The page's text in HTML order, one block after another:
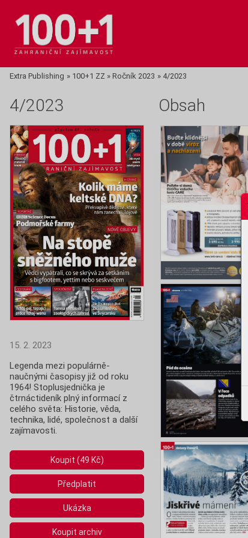
Extra Publishing » 100+1 ZZ » Ročník 2023 » 4/2023
4/2023
15. 2. 2023
Legenda mezi populárně-
naučnými časopisy již od roku
1964! Stoplusjednička je
čtrnáctideník plný informací z
celého světa: Historie, věda,
technika, lidé, společnost a další
zajímavosti.
Koupit (49 Kč)
Předplatit
Ukázka
Koupit archiv
Obsah